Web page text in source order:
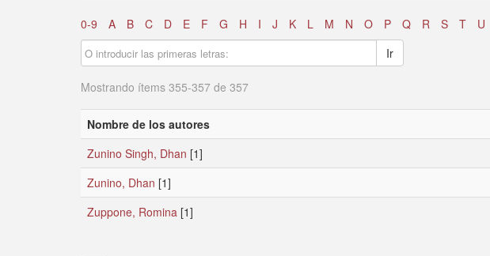
0-9 A B C D E F G H I J K L M N O P Q R S T U
Ir
Mostrando ítems 355-357 de 357
Nombre de los autores
Zunino Singh, Dhan [1]
Zunino, Dhan [1]
Zuppone, Romina [1]